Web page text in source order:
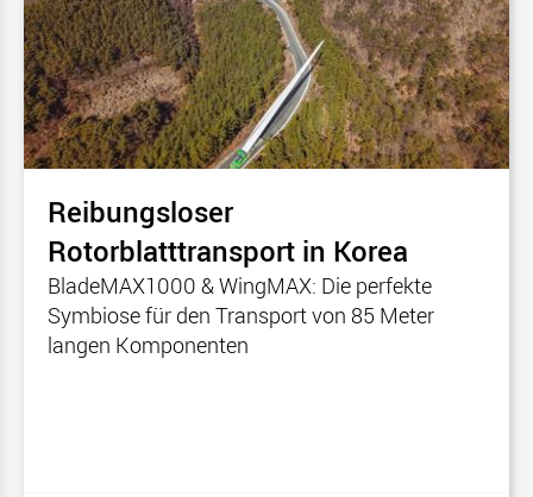
Reibungsloser
Rotorblatttransport in Korea
BladeMAX1000 & WingMAX: Die perfekte
Symbiose für den Transport von 85 Meter
langen Komponenten